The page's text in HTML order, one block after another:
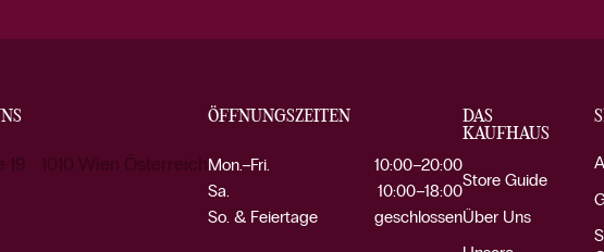
19 1010 Wien Österreich
ÖFFNUNGSZEITEN
Mon.–Fri.
10:00–20:00
Sa.
10:00–18:00
So. & Feiertage
geschlossen
DAS
KAUFHAUS
Store Guide
Über Uns